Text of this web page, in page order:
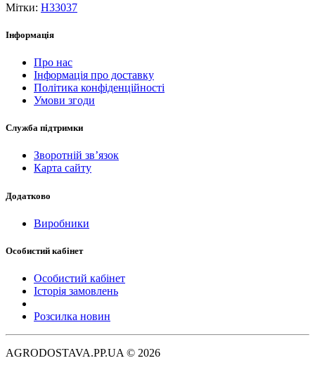
Мітки: H33037
Інформація
Про нас
Інформація про доставку
Політика конфіденційності
Умови згоди
Служба підтримки
Зворотній зв’язок
Карта сайту
Додатково
Виробники
Особистий кабінет
Особистий кабінет
Історія замовлень
Розсилка новин
AGRODOSTAVA.PP.UA © 2026